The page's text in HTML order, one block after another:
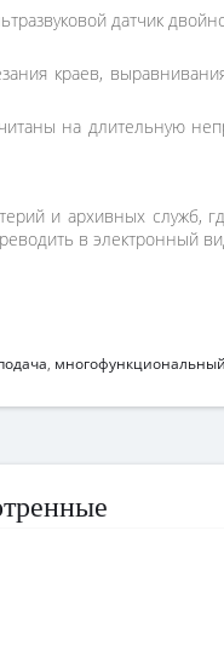
датчик
краев,
на длительную
и архивных служб,
в электронный
,